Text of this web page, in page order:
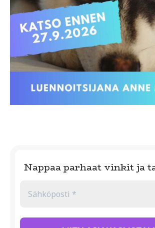
Nappaa parhaat vinkit ja